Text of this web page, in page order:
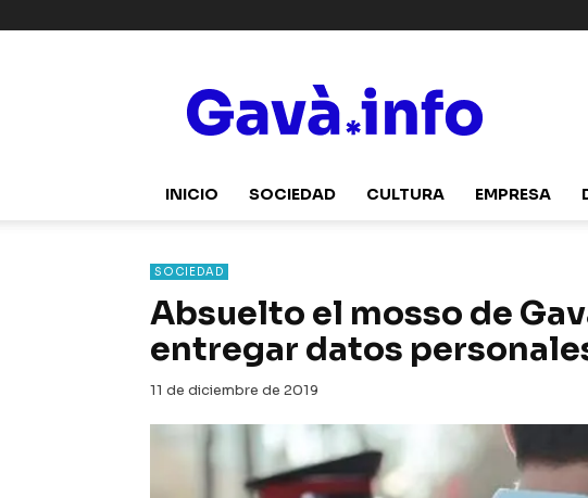
INICIO SOCIEDAD CULTURA EMPRESA
SOCIEDAD
Absuelto el mosso de
entregar datos
11 de diciembre de 2019